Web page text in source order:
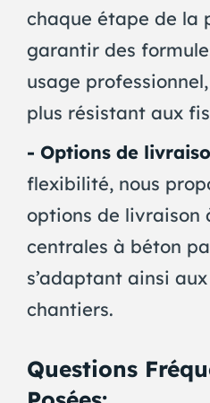
chaque étape de la
garantir des
usage
plus résistant aux
- Options de
flexibilité, nous
options de livraison
centrales à béton
s’adaptant ainsi
chantiers.
Questions